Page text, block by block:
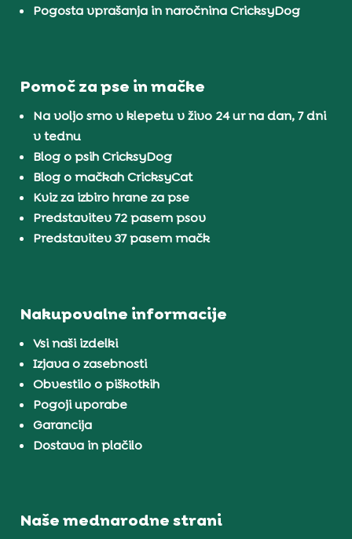
Pogosta vprašanja in naročnina CricksyDog
Pomoč za pse in mačke
Na voljo smo v klepetu v živo 24 ur na dan, 7 dni
v tednu
Blog o psih CricksyDog
Blog o mačkah CricksyCat
Kviz za izbiro hrane za pse
Predstavitev 72 pasem psov
Predstavitev 37 pasem mačk
Nakupovalne informacije
Vsi naši izdelki
Izjava o zasebnosti
Obvestilo o piškotkih
Pogoji uporabe
Garancija
Dostava in plačilo
Naše mednarodne strani